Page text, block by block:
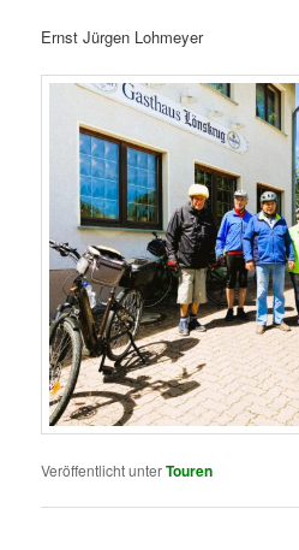
Ernst Jürgen Lohmeyer
Veröffentlicht unterTouren